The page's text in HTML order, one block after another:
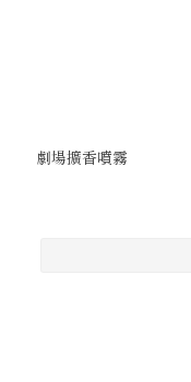
劇場擴香噴霧